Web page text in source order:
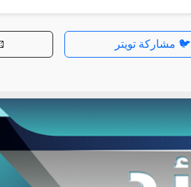
🐦 مشاركة تويتر